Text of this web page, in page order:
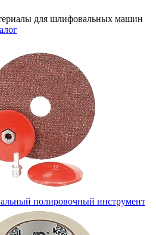
для шлифовальных машин
полировочный инструмент